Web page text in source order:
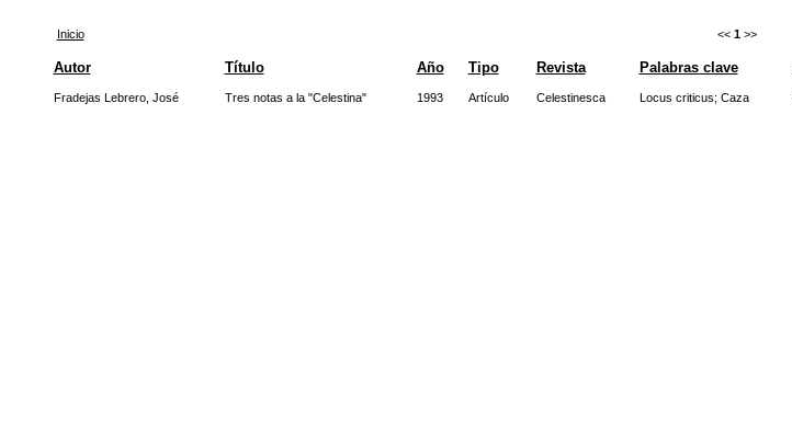
Inicio << 1 >>
Autor Título Año Tipo Revista Palabras clave
Fradejas Lebrero, José Tres notas a la "Celestina" 1993 Artículo Celestinesca Locus criticus; Caza